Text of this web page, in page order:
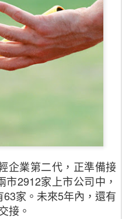
企業第二代，正準備接
2912家上市公司中，
家。未來5年內，還有
接。